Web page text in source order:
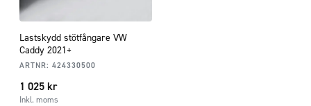
Lastskydd stötfångare VW
Caddy 2021+
ARTNR: 424330500
1 025 kr
Inkl. moms